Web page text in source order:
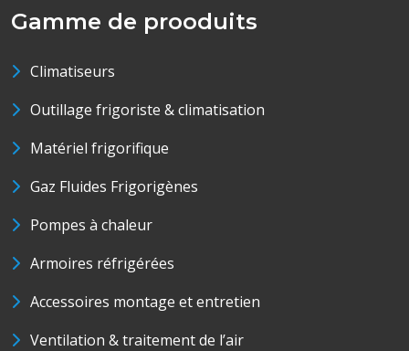
Gamme de prooduits
Climatiseurs
Outillage frigoriste & climatisation
Matériel frigorifique
Gaz Fluides Frigorigènes
Pompes à chaleur
Armoires réfrigérées
Accessoires montage et entretien
Ventilation & traitement de l’air